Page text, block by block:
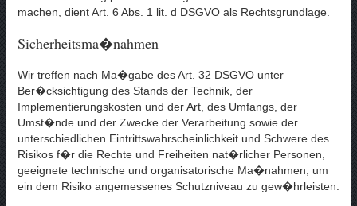
machen, dient Art. 6 Abs. 1 lit. d DSGVO als Rechtsgrundlage.
Sicherheitsma�nahmen
Wir treffen nach Ma�gabe des Art. 32 DSGVO unter
Ber�cksichtigung des Stands der Technik, der
Implementierungskosten und der Art, des Umfangs, der
Umst�nde und der Zwecke der Verarbeitung sowie der
unterschiedlichen Eintrittswahrscheinlichkeit und Schwere des
Risikos f�r die Rechte und Freiheiten nat�rlicher Personen,
geeignete technische und organisatorische Ma�nahmen, um
ein dem Risiko angemessenes Schutzniveau zu gew�hrleisten.